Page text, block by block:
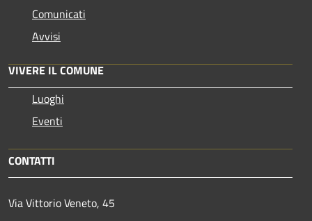
Comunicati
Avvisi
VIVERE IL COMUNE
Luoghi
Eventi
CONTATTI
Via Vittorio Veneto, 45